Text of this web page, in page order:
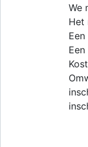
We
Het
Een